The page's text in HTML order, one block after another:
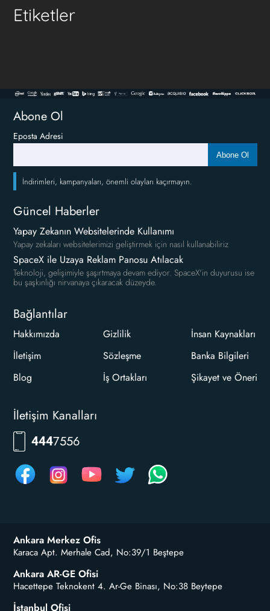
Etiketler
Abone Ol
Eposta Adresi
Abone Ol
İndirimleri, kampanyaları, önemli olayları kaçırmayın.
Güncel Haberler
Yapay Zekanın Websitelerinde Kullanımı
Yapay zekaları websitelerimizi geliştirmek için nasıl kullanabiliriz
SpaceX ile Uzaya Reklam Panosu Atılacak
Teknoloji, gelişimiyle şaşırtmaya devam ediyor. SpaceX'in duyurusu ise
bu şaşkınlığı nirvanaya çıkaracak düzeyde.
Bağlantılar
Hakkımızda
İletişim
Blog
Gizlilik
Sözleşme
İş Ortakları
İnsan Kaynakları
Banka Bilgileri
Şikayet ve Öneri
İletişim Kanalları
4447556
Ankara Merkez Ofis
Karaca Apt. Merhale Cad, No:39/1 Beştepe
Ankara AR-GE Ofisi
Hacettepe Teknokent 4. Ar-Ge Binası, No:38 Beytepe
İstanbul Ofisi